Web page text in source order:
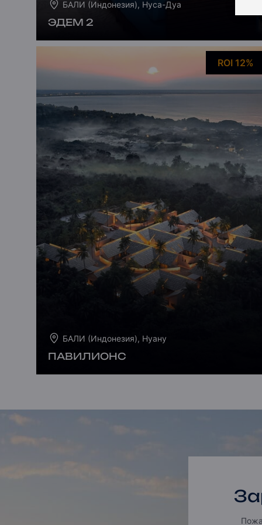
БАЛИ (Индонезия), Нуса-Дуа
ЭДЕМ 2
ROI 12%
БАЛИ (Индонезия), Нуану
ПАВИЛИОНС